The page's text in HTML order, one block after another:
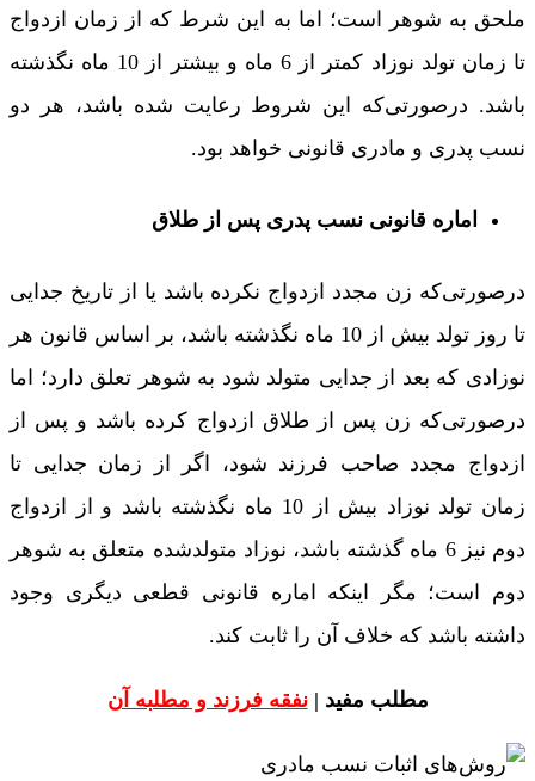
ملحق به شوهر است؛ اما به این شرط که از زمان ازدواج
تا زمان تولد نوزاد کمتر از 6 ماه و بیشتر از 10 ماه نگذشته
باشد. درصورتی‌که این شروط رعایت شده باشد، هر دو
نسب پدری و مادری قانونی خواهد بود.
اماره قانونی نسب پدری پس از طلاق
درصورتی‌که زن مجدد ازدواج نکرده باشد یا از تاریخ جدایی
تا روز تولد بیش از 10 ماه نگذشته باشد، بر اساس قانون هر
نوزادی که بعد از جدایی متولد شود به شوهر تعلق دارد؛ اما
درصورتی‌که زن پس از طلاق ازدواج کرده باشد و پس از
ازدواج مجدد صاحب فرزند شود، اگر از زمان جدایی تا
زمان تولد نوزاد بیش از 10 ماه نگذشته باشد و از ازدواج
دوم نیز 6 ماه گذشته باشد، نوزاد متولدشده متعلق به شوهر
دوم است؛ مگر اینکه اماره قانونی قطعی دیگری وجود
داشته باشد که خلاف آن را ثابت کند.
مطلب مفید |نفقه فرزند و مطلبه آن